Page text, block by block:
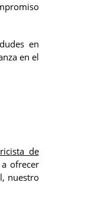
en
en el
de
ofrecer
nuestro